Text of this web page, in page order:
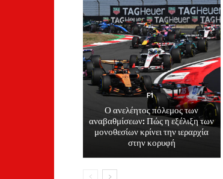
F1
Ο ανελέητος πόλεμος των
αναβαθμίσεων: Πώς η εξέλιξη των
μονοθεσίων κρίνει την ιεραρχία
στην κορυφή